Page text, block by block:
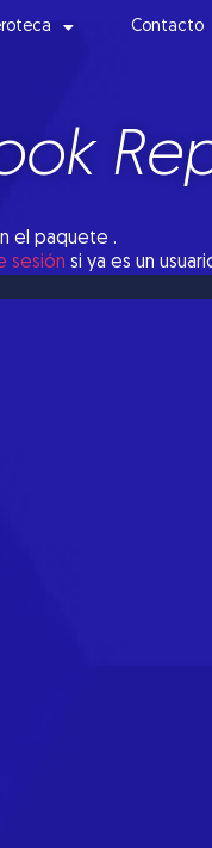
Contacto
el paquete .
sesión si ya es un